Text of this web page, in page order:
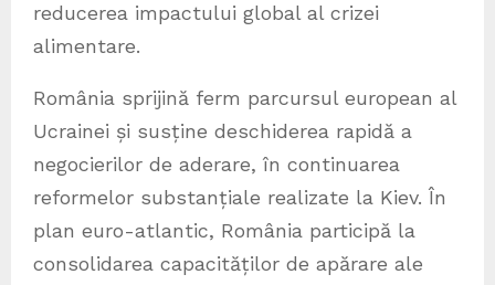
reducerea impactului global al crizei
alimentare.
România sprijină ferm parcursul european al
Ucrainei și susține deschiderea rapidă a
negocierilor de aderare, în continuarea
reformelor substanțiale realizate la Kiev. În
plan euro-atlantic, România participă la
consolidarea capacităților de apărare ale